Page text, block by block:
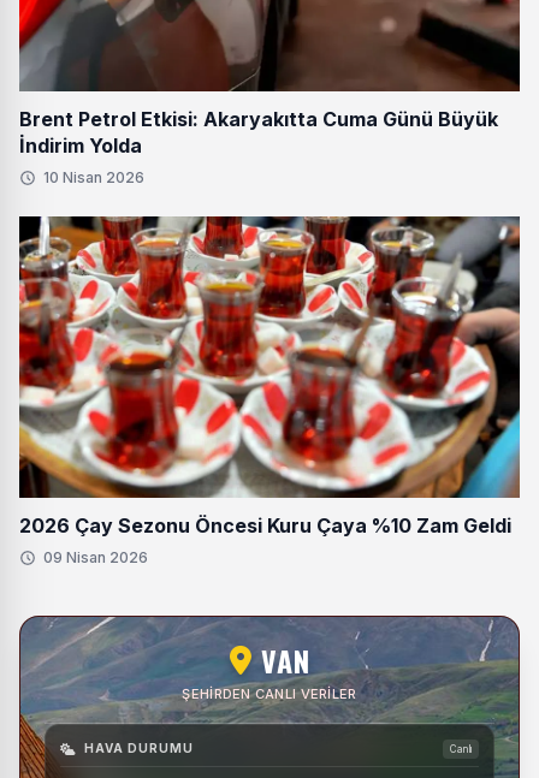
Brent Petrol Etkisi: Akaryakıtta Cuma Günü Büyük
İndirim Yolda
10 Nisan 2026
2026 Çay Sezonu Öncesi Kuru Çaya %10 Zam Geldi
09 Nisan 2026
VAN
ŞEHIRDEN CANLI VERILER
HAVA DURUMU Canlı